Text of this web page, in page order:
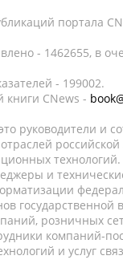
портала
- 1462655, в
- 199002.
книги CNews -
руководители и
российской
и
государственной
розничных
компаний-
и услуг